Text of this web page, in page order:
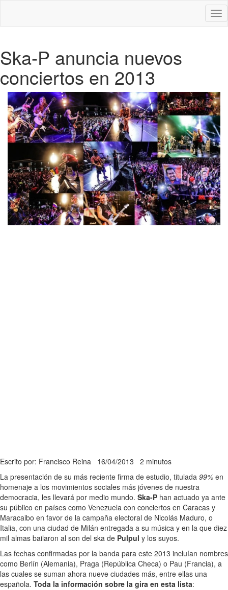
Ska-P anuncia nuevos
conciertos en 2013
Escrito por: Francisco Reina 16/04/2013 2 minutos
La presentación de su más reciente firma de estudio, titulada 99% en
homenaje a los movimientos sociales más jóvenes de nuestra
democracia, les llevará por medio mundo. Ska-P han actuado ya ante
su público en países como Venezuela con conciertos en Caracas y
Maracaibo en favor de la campaña electoral de Nicolás Maduro, o
Italia, con una ciudad de Milán entregada a su música y en la que diez
mil almas bailaron al son del ska de Pulpul y los suyos.
Las fechas confirmadas por la banda para este 2013 incluían nombres
como Berlín (Alemania), Praga (República Checa) o Pau (Francia), a
las cuales se suman ahora nueve ciudades más, entre ellas una
española. Toda la información sobre la gira en esta lista: